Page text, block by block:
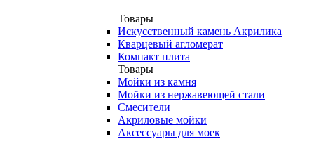
Товары
Искусственный камень Акрилика
Кварцевый агломерат
Компакт плита
Товары
Мойки из камня
Мойки из нержавеющей стали
Смесители
Акриловые мойки
Аксессуары для моек